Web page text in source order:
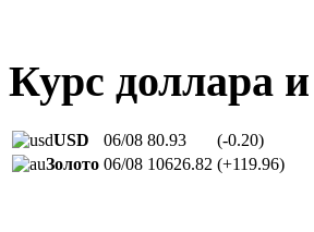
Курс доллара и
USD 06/08 80.93
(-0.20)
Золото 06/08 10626.82 (+119.96)